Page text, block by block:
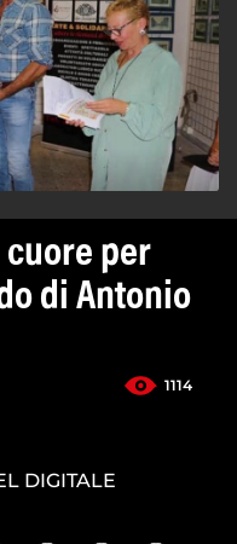
cuore per
di Antonio
1114
DIGITALE